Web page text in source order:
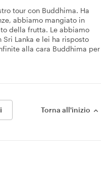
tour con Buddhima. Ha
abbiamo mangiato in
della frutta. Le abbiamo
Lanka e lei ha risposto
alla cara Buddhima per
Torna all'inizio